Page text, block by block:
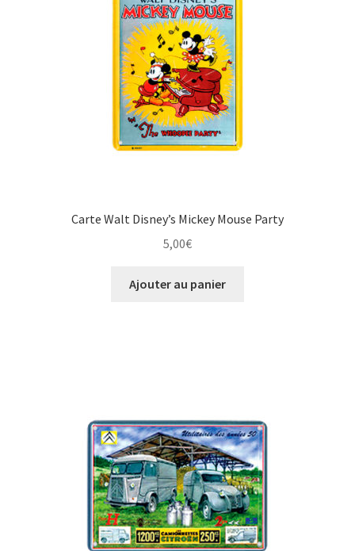
Carte Walt Disney’s Mickey Mouse Party
5,00€
Ajouter au panier